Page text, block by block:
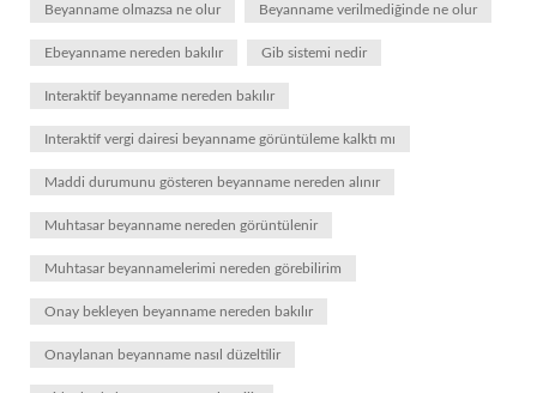
Beyanname olmazsa ne olur Beyanname verilmediğinde ne olur
Ebeyanname nereden bakılır Gib sistemi nedir
Interaktif beyanname nereden bakılır
Interaktif vergi dairesi beyanname görüntüleme kalktı mı
Maddi durumunu gösteren beyanname nereden alınır
Muhtasar beyanname nereden görüntülenir
Muhtasar beyannamelerimi nereden görebilirim
Onay bekleyen beyanname nereden bakılır
Onaylanan beyanname nasıl düzeltilir